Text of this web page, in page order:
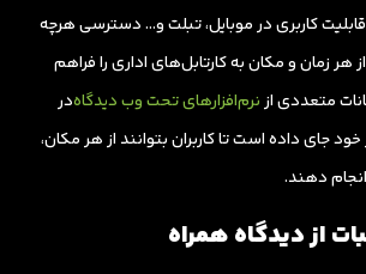
قابلیت کاربری در موبایل، ‌تبلت و… دسترسی هرچه
هر زمان و مکان به کارتابل‌های اداری را فراهم
متعددی از نرم‌افزارهای تحت وب دیدگاهدر
جای داده است تا کاربران بتوانند از هر مکان،
انجام دهند.
از دیدگاه همراه